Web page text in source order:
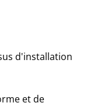
d'installation
et de